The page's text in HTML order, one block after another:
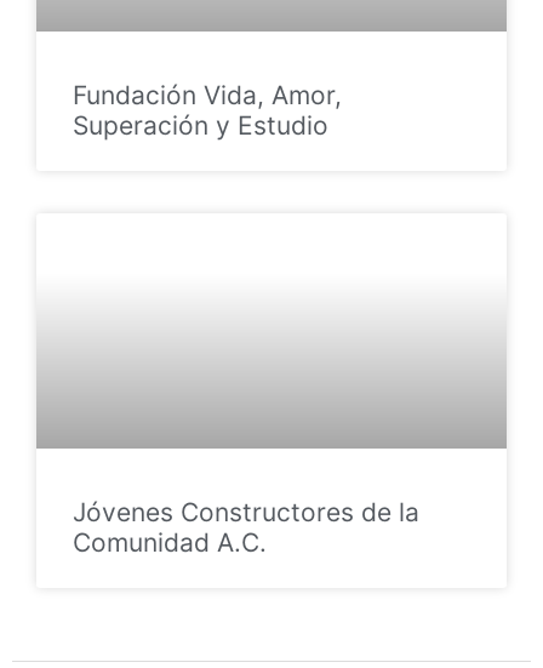
Fundación Vida, Amor,
Superación y Estudio
Jóvenes Constructores de la
Comunidad A.C.